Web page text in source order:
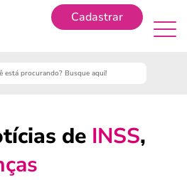
Cadastrar
de INSS,